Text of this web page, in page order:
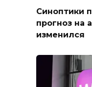
Синоптики
прогноз на
изменился